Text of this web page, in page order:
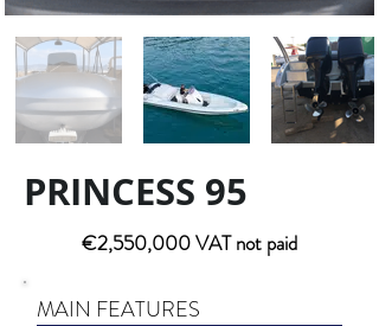
PRINCESS 95
€2,550,000 VAT not paid
MAIN FEATURES